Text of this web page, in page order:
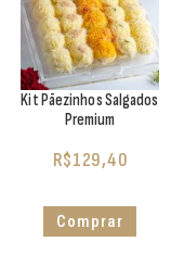
Kit Pãezinhos Salgados
Premium
R$129,40
Comprar